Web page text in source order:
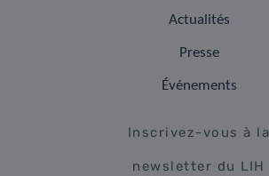
Actualités
Presse
Événements
Inscrivez-vous à la
newsletter du LIH